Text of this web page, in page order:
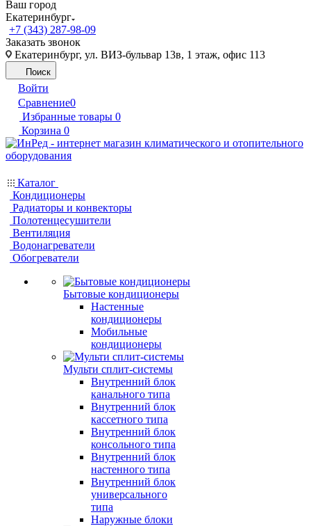
Ваш город
Екатеринбург
+7 (343) 287-98-09
Заказать звонок
Екатеринбург, ул. ВИЗ-бульвар 13в, 1 этаж, офис 113
Поиск
Войти
Сравнение0
Избранные товары 0
Корзина 0
Каталог
Кондиционеры
Радиаторы и конвекторы
Полотенцесушители
Вентиляция
Водонагреватели
Обогреватели
Бытовые кондиционеры
Настенные
кондиционеры
Мобильные
кондиционеры
Мульти сплит-системы
Внутренний блок
канального типа
Внутренний блок
кассетного типа
Внутренний блок
консольного типа
Внутренний блок
настенного типа
Внутренний блок
универсального
типа
Наружные блоки